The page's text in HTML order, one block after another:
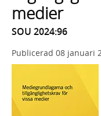
medier
SOU 2024:96
Publicerad 08 januari